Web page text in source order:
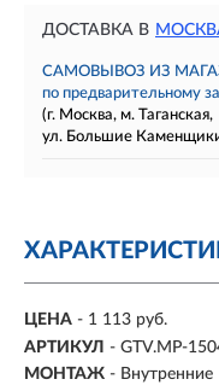
ДОСТАВКА В
САМОВЫВОЗ ИЗ
по предварительному
(г. Москва, м. Таганская,
ул. Большие
ЦЕНА - 1 113 руб.
АРТИКУЛ - GTV.MP-
МОНТАЖ - Внутренние